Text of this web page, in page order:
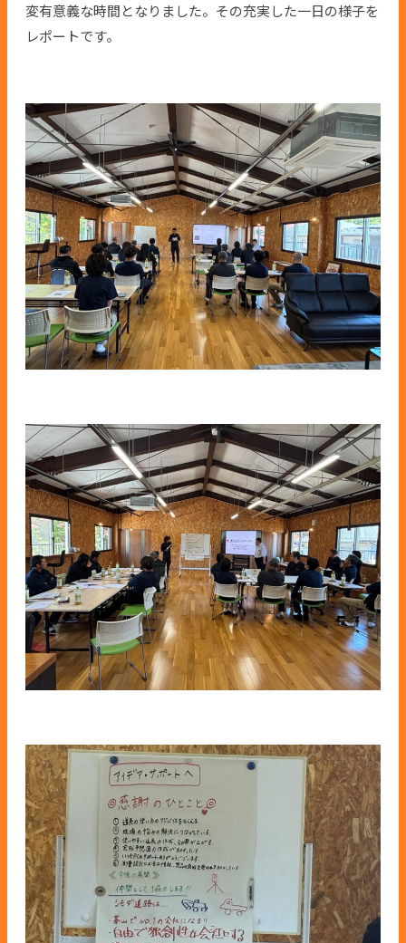
変有意義な時間となりました。その充実した一日の様子を
レポートです。